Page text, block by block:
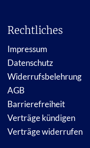
Rechtliches
Impressum
Datenschutz
Widerrufsbelehrung
AGB
Barrierefreiheit
Verträge kündigen
Verträge widerrufen